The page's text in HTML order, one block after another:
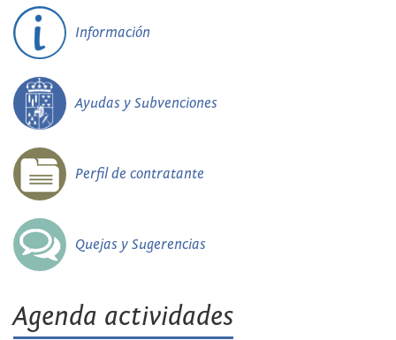
Información
Ayudas y Subvenciones
Perfil de contratante
Quejas y Sugerencias
Agenda actividades